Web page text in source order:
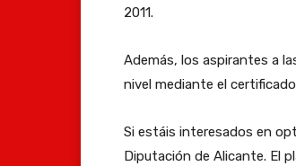
2011.
Además, los aspirantes a
nivel mediante el
Si estáis interesados en
Diputación de Alicante. El